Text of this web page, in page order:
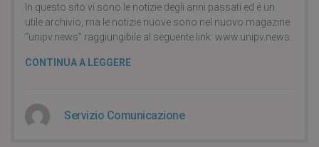
In questo sito vi sono le notizie degli anni passati ed è un
utile archivio, ma le notizie nuove sono nel nuovo magazine
“unipv.news” raggiungibile al seguente link: www.unipv.news.
CONTINUA A LEGGERE
Servizio Comunicazione